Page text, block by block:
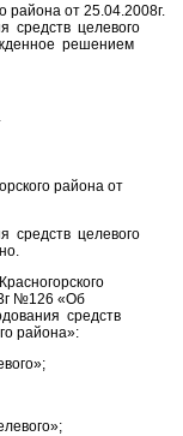
района от 25.04.2008г.
средств целевого
решением
района от
средств целевого
№126 «Об
средств
района»: